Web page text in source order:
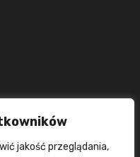
jakość przeglądania,